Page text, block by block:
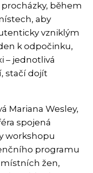
během
aby
vzniklým
k odpočinku,
– jednotlivá
stačí dojít
Mariana Wesley,
spojená
workshopu
programu
místních žen,